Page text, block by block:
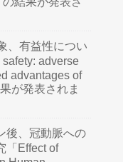
、有益性につい
adverse
advantages of
が発表されま
後、冠動脈への
「Effect of